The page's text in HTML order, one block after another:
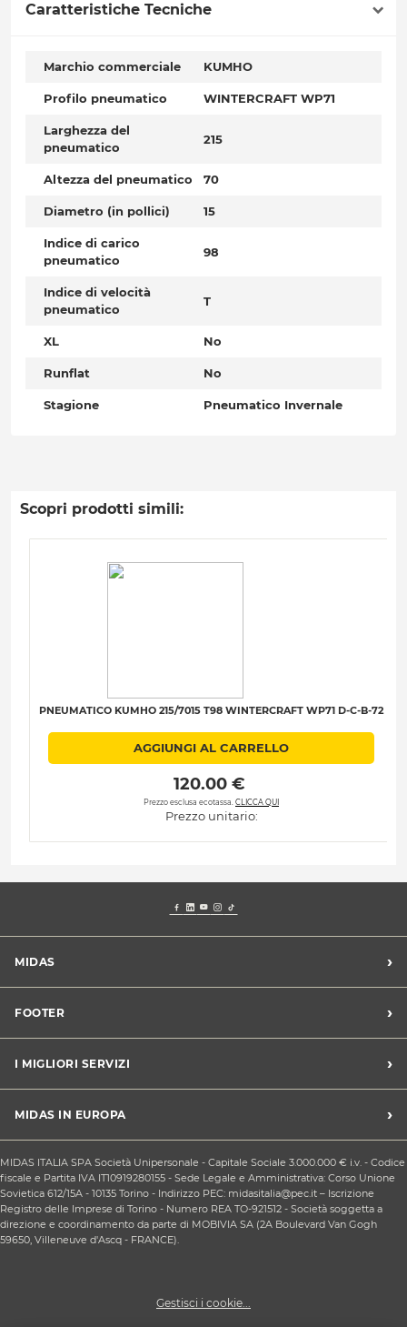
Caratteristiche Tecniche
Marchio commerciale KUMHO
Profilo pneumatico WINTERCRAFT WP71
Larghezza del
pneumatico
215
Altezza del pneumatico 70
Diametro (in pollici) 15
Indice di carico
pneumatico
98
Indice di velocità
pneumatico
T
XL No
Runflat No
Stagione Pneumatico Invernale
Scopri prodotti simili:
PNEUMATICO KUMHO 215/7015 T98 WINTERCRAFT WP71 D-C-B-72
AGGIUNGI AL CARRELLO
120.00 €
Prezzo esclusa ecotassa. CLICCA QUI
Prezzo unitario:
MIDAS ›
Blog dell'automobilista
Lavora con noi
Chi siamo
FOOTER ›
Apri un centro in franchising
CONDIZIONI PROMOZIONI
Sconti Convenzioni
Privacy policy
Condizioni Generali di Vendita
Contattaci
Responsabilità sociale d'impresa
Cookie Policy
I MIGLIORI SERVIZI ›
Revisione
Cambio gomme stagionale
Cinghia di distribuzione
Ricarica clima
Sostituzione batteria
Sostituzione ammortizzatori
MIDAS IN EUROPA ›
Midas Spagna
Midas Belgio
Midas Portogallo
MIDAS ITALIA SPA Società Unipersonale - Capitale Sociale 3.000.000 € i.v. - Codice
fiscale e Partita IVA IT10919280155 - Sede Legale e Amministrativa: Corso Unione
Sovietica 612/15A - 10135 Torino - Indirizzo PEC: midasitalia@pec.it – Iscrizione
Registro delle Imprese di Torino - Numero REA TO-921512 - Società soggetta a
direzione e coordinamento da parte di MOBIVIA SA (2A Boulevard Van Gogh
59650, Villeneuve d'Ascq - FRANCE).
Gestisci i cookie...